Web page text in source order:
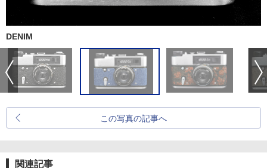
DENIM
この写真の記事へ
関連記事